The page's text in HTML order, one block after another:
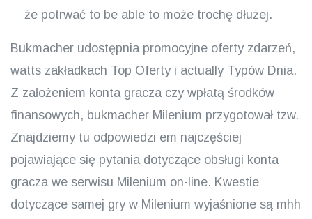
że potrwać to be able to może trochę dłużej.
Bukmacher udostępnia promocyjne oferty zdarzeń,
watts zakładkach Top Oferty i actually Typów Dnia.
Z założeniem konta gracza czy wpłatą środków
finansowych, bukmacher Milenium przygotował tzw.
Znajdziemy tu odpowiedzi em najczęściej
pojawiające się pytania dotyczące obsługi konta
gracza we serwisu Milenium on-line. Kwestie
dotyczące samej gry w Milenium wyjaśnione są mhh